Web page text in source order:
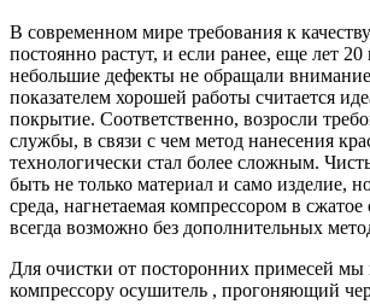
В современном мире требования к
постоянно растут, и если ранее, еще лет 20
небольшие дефекты не обращали
показателем хорошей работы считается
покрытие. Соответственно, возросли
службы, в связи с чем метод нанесения
технологически стал более сложным.
быть не только материал и само изделие,
среда, нагнетаемая компрессором в сжатое
всегда возможно без дополнительных
Для очистки от посторонних примесей
компрессору осушитель , прогоняющий